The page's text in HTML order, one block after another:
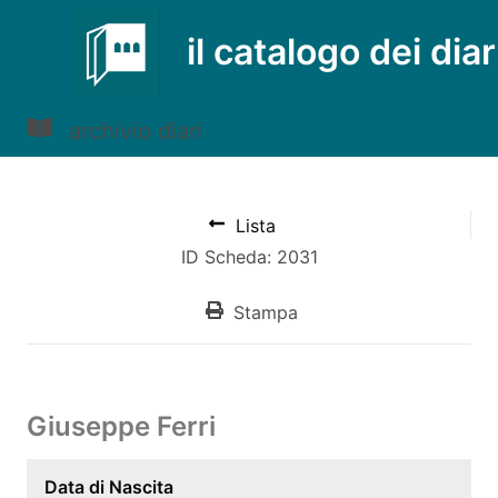
il catalogo dei
archivio diari
Lista
ID Scheda: 2031
Stampa
Giuseppe Ferri
Data di Nascita